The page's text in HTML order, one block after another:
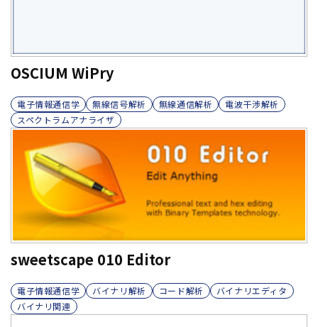
OSCIUM WiPry
電子情報通信学 無線信号解析 無線通信解析
電波干渉解析
スペクトラムアナライザ
sweetscape 010 Editor
電子情報通信学 バイナリ解析 コード解析
バイナリエディタ
バイナリ関連